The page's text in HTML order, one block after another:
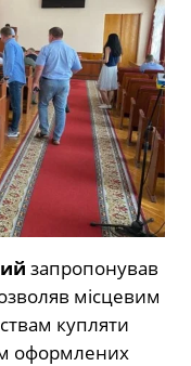
запропонував
місцевим
купляти
оформлених